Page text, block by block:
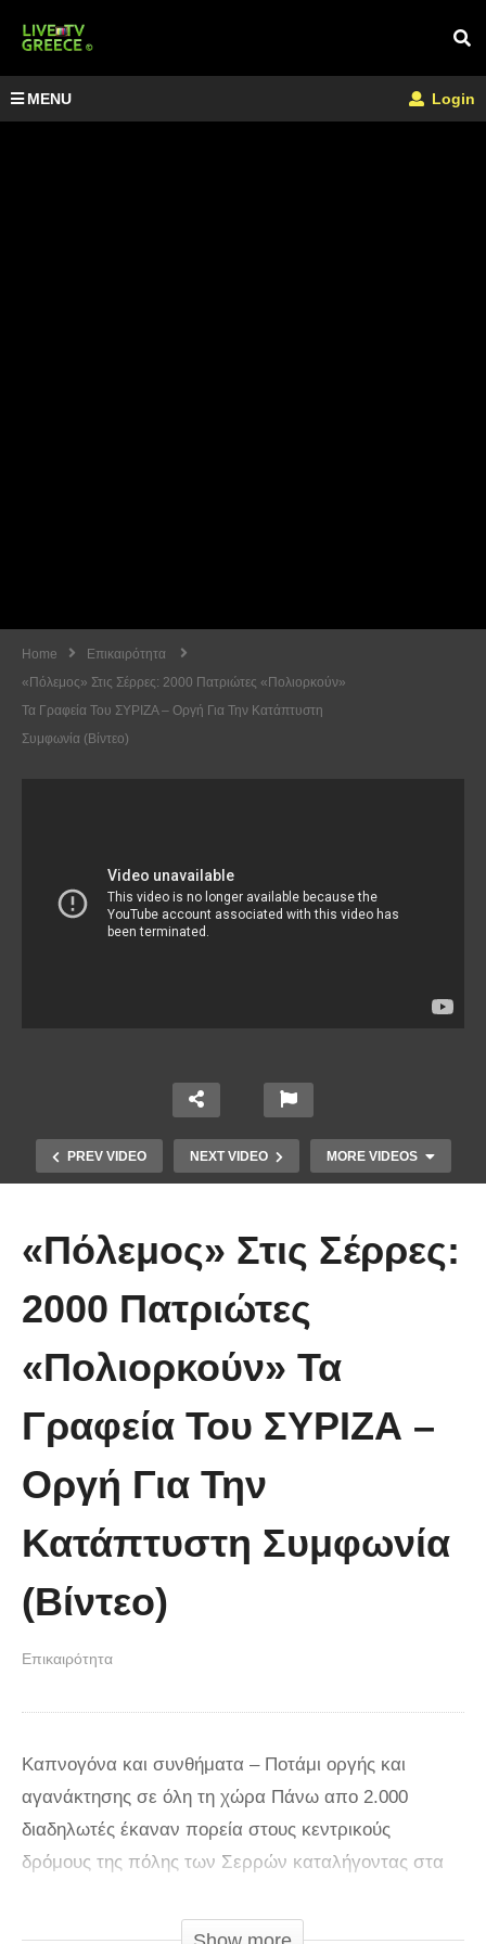
MENU Login
Home
Επικαιρότητα
«Πόλεμος» Στις Σέρρες: 2000 Πατριώτες «Πολιορκούν»
Τα Γραφεία Του ΣΥΡΙΖΑ – Οργή Για Την Κατάπτυστη
Συμφωνία (Βίντεο)
PREV VIDEO NEXT VIDEO MORE VIDEOS
πρώτη στιγμή και συγκίνησε το
νοηματική με ένα μικρό κορίτσι
«Πόλεμος» Στις Σέρρες:
2000 Πατριώτες
«Πολιορκούν» Τα
Γραφεία Του ΣΥΡΙΖΑ –
Οργή Για Την
Κατάπτυστη Συμφωνία
(Βίντεο)
Επικαιρότητα
Καπνογόνα και συνθήματα – Ποτάμι οργής και
αγανάκτησης σε όλη τη χώρα Πάνω απο 2.000
διαδηλωτές έκαναν πορεία στους κεντρικούς
δρόμους της πόλης των Σερρών καταλήγοντας στα
φωνάζοντας συνθήματα κατά της κυβέρνησης και του